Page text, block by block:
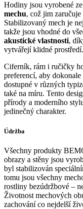
Hodiny jsou vyrobené ze
mechu, což jim zaručuje
Stabilizovaný mech je
takže jsou vhodné do
akustické vlastnosti,
vytvářejí klidné prostředí.
Ciferník, rám i ručičky
preferencí, aby
dostupné v různých
také na míru. Tento
přírody a moderního
jedinečný charakter.
Údržba
Všechny produkty
obrazy a stěny jsou
byl stabilizován
tomu jsou všechny
rostliny bezúdržbové –
Životnost mechových
zachování co nejdelší